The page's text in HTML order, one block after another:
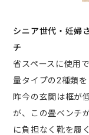
シニア世代・妊婦
チ
省スペースに使用
量タイプの2種類を
昨今の玄関は框が
が、この畳ベンチ
に負担なく靴を履